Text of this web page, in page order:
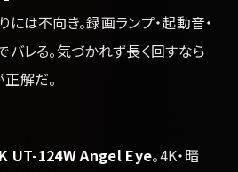
は不向き。録画ランプ・起動音・
バレる。気づかれず長く回すなら
解だ。
UT-124W Angel Eye。4K・暗